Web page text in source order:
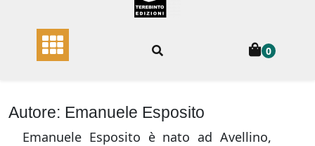
0
Autore: Emanuele Esposito
Emanuele Esposito è nato ad Avellino,